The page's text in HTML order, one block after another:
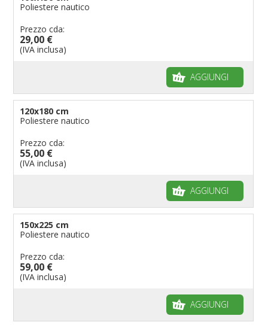
Poliestere nautico
Prezzo cda:
29,00 €
(IVA inclusa)
AGGIUNGI
120x180 cm
Poliestere nautico
Prezzo cda:
55,00 €
(IVA inclusa)
AGGIUNGI
150x225 cm
Poliestere nautico
Prezzo cda:
59,00 €
(IVA inclusa)
AGGIUNGI